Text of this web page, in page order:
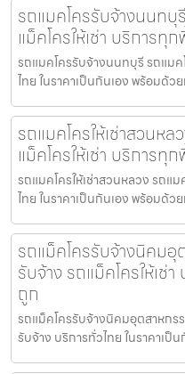
รถแมคโครรับจ้างนนทบุ
แม็คโครให้เช่า บริการทุ
รถแมคโครรับจ้างนนทบุรี รถแมค
ไทย ในราคาเป็นกันเอง พร้อมด้
รถแมคโครให้เช่าสวนห
แม็คโครให้เช่า บริการทุ
รถแมคโครให้เช่าสวนหลวง รถแ
ไทย ในราคาเป็นกันเอง พร้อมด้
รถแม็คโครรับจ้างนิคม
รับจ้าง รถแม็คโครให้เช่
ถูก
รถแม็คโครรับจ้างนิคมอุตสาหกร
รับจ้าง บริการทั่วไทย ในราคาเ